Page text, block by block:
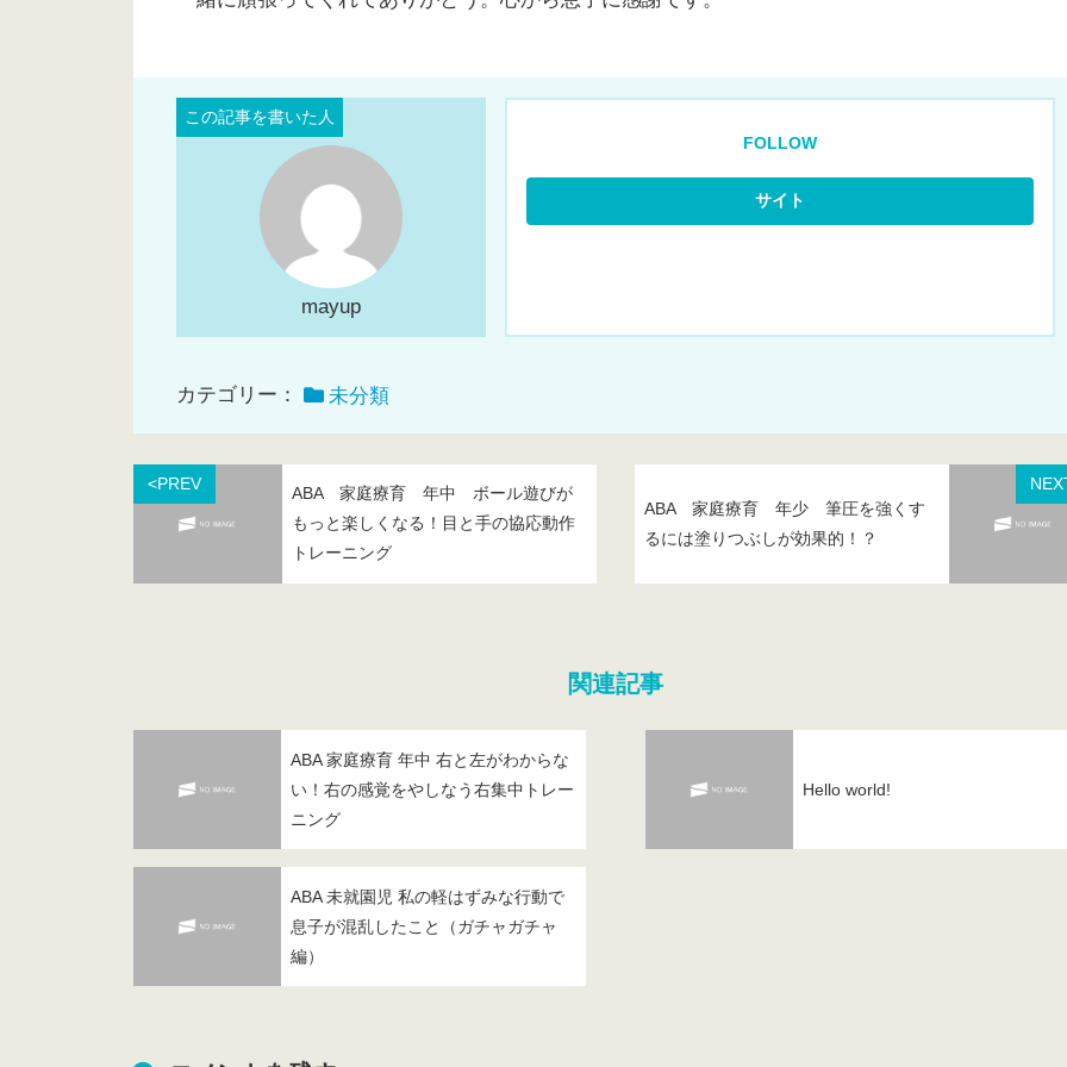
mayup
FOLLOW
カテゴリー： 未分類
<PREV
ABA 家庭療育 年中 ボール遊びが
もっと楽しくなる！目と手の協応動作
トレーニング
ABA 家庭療育 年少 筆圧を強くす
るには塗りつぶしが効果的！？
関連記事
ABA 家庭療育 年中 右と左がわからな
い！右の感覚をやしなう右集中トレー
ニング
Hello world!
ABA 未就園児 私の軽はずみな行動で
息子が混乱したこと（ガチャガチャ
編）